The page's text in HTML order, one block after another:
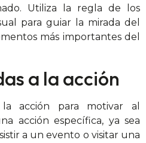
Utiliza la regla de los
para guiar la mirada del
más importantes del
a la acción
acción para motivar al
acción específica, ya sea
a un evento o visitar una